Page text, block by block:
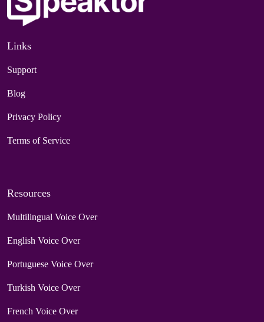
Links
Support
Blog
Privacy Policy
Terms of Service
Resources
Multilingual Voice Over
English Voice Over
Portuguese Voice Over
Turkish Voice Over
French Voice Over